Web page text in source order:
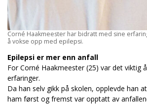
Corné Haakmeester har bidratt med sine
å vokse opp med epilepsi.
Epilepsi er mer enn anfall
For Corné Haakmeester (25) var det viktig
erfaringer.
Da han selv gikk på skolen, opplevde han
ham først og fremst var opptatt av